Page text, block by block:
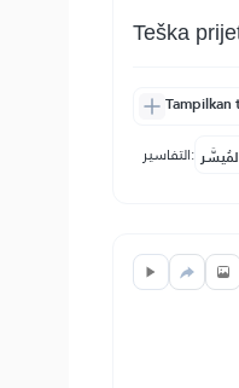
Teška
Tampilkan
التفاسير: